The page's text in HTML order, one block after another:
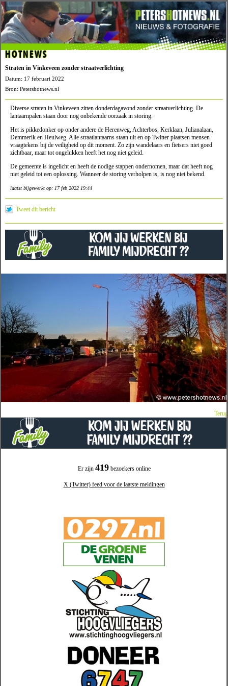
Er zijn 419bezoekers online
X (Twitter) feed voor de laatste meldingen
HOTNEWS
Straten in Vinkeveen zonder straatverlichting
Datum: 17 februari 2022
Bron: Petershotnews.nl
Diverse straten in Vinkeveen zitten donderdagavond zonder straatverlichting. De
lantaarnpalen staan door nog onbekende oorzaak in storing.
Het is pikkedonker op onder andere de Herenweg, Achterbos, Kerklaan, Julianalaan,
Demmerik en Heulweg. Alle straatlantaarns staan uit en op Twitter plaatsen mensen
vraagtekens bij de veiligheid op dit moment. Zo zijn wandelaars en fietsers niet goed
zichtbaar, maar tot ongelukken heeft het nog niet geleid.
De gemeente is ingelicht en heeft de nodige stappen ondernomen, maar dat heeft nog
niet geleid tot een oplossing. Wanneer de storing verholpen is, is nog niet bekend.
laatst bijgewerkt op: 17 feb 2022 19:44
Tweet dit bericht
Terug